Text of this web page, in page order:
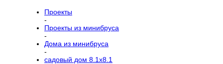
Проекты
-
Проекты из минибруса
-
Дома из минибруса
-
садовый дом 8.1x8.1